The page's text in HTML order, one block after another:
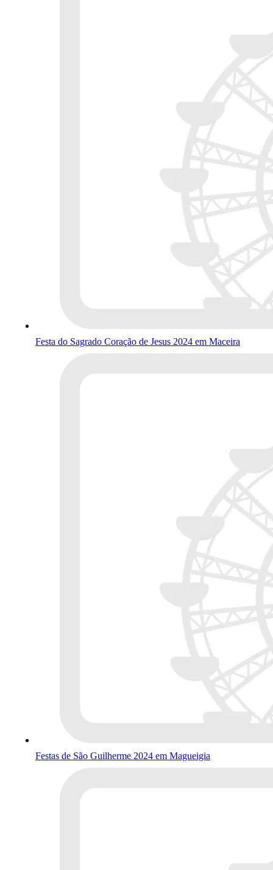
Festa do Sagrado Coração de Jesus 2024 em Maceira
Festas de São Guilherme 2024 em Magueigia